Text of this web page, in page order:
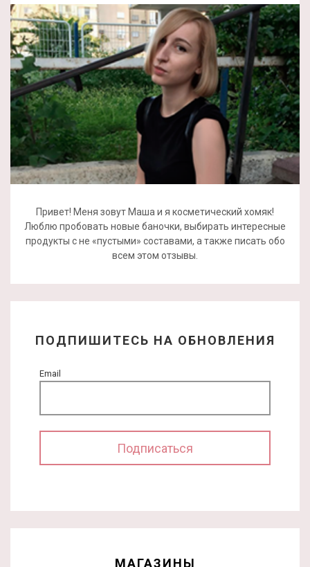
Привет! Меня зовут Маша и я косметический хомяк!
Люблю пробовать новые баночки, выбирать интересные
продукты с не «пустыми» составами, а также писать обо
всем этом отзывы.
ПОДПИШИТЕСЬ НА ОБНОВЛЕНИЯ
Email
МАГАЗИНЫ